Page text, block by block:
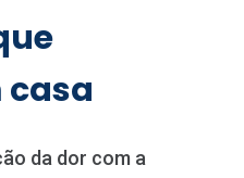
casa
da dor com a